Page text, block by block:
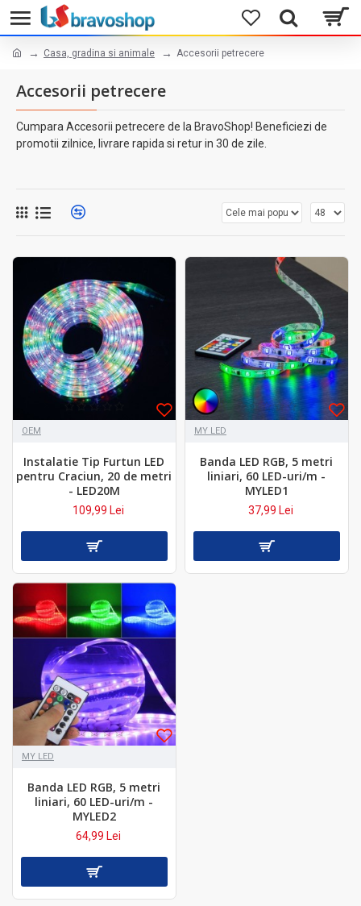
Casa, gradina si animale Accesorii petrecere
Accesorii petrecere
Cumpara Accesorii petrecere de la BravoShop! Beneficiezi de
promotii zilnice, livrare rapida si retur in 30 de zile.
OEM
Instalatie Tip Furtun LED
pentru Craciun, 20 de metri
- LED20M
109,99 Lei
MY LED
Banda LED RGB, 5 metri
liniari, 60 LED-uri/m -
MYLED1
37,99 Lei
MY LED
Banda LED RGB, 5 metri
liniari, 60 LED-uri/m -
MYLED2
64,99 Lei